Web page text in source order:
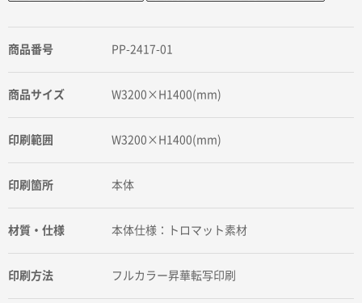
商品番号 PP-2417-01
商品サイズ W3200×H1400(mm)
印刷範囲 W3200×H1400(mm)
印刷箇所 本体
材質・仕様 本体仕様：トロマット素材
印刷方法 フルカラー昇華転写印刷